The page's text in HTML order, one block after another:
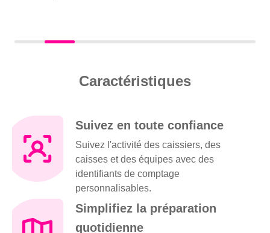
Caractéristiques
Suivez en toute confiance
Suivez l'activité des caissiers, des
caisses et des équipes avec des
identifiants de comptage
personnalisables.
Simplifiez la préparation
quotidienne